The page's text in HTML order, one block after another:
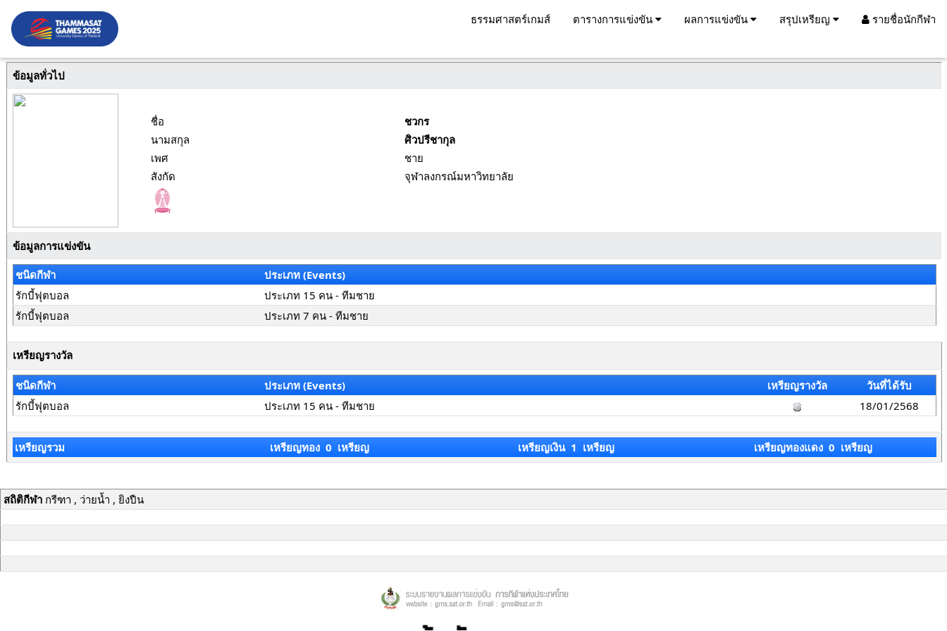
ธรรมศาสตร์เกมส์ ตารางการแข่งขัน ผลการแข่งขัน สรุปเหรียญ รายชื่อนักกีฬา
ข้อมูลทั่วไป
ชื่อ
ชวกร
นามสกุล
ศิวปรีชากุล
เพศ
ชาย
สังกัด
จุฬาลงกรณ์มหาวิทยาลัย
ข้อมูลการแข่งขัน
ชนิดกีฬา
ประเภท (Events)
รักบี้ฟุตบอล
ประเภท 15 คน - ทีมชาย
รักบี้ฟุตบอล
ประเภท 7 คน - ทีมชาย
เหรียญรางวัล
ชนิดกีฬา ประเภท (Events) เหรียญรางวัล
วันที่ได้รับ
รักบี้ฟุตบอล
ประเภท 15 คน - ทีมชาย 18/01/2568
เหรียญรวม เหรียญทอง 0 เหรียญ เหรียญเงิน 1 เหรียญ เหรียญทองแดง 0 เหรียญ
สถิติกีฬากรีฑา , ว่ายน้ำ , ยิงปืน